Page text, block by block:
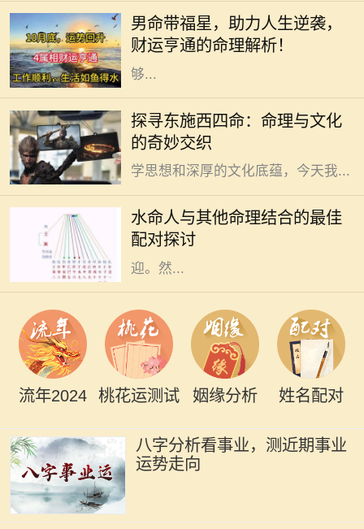
男命带福星，助力人生逆袭，
财运亨通的命理解析！
认为是一种吉祥的命格，这种命格的
人往往能够在生活中享受到许多意想
不到的好运和福气。福星是指那些能
够...
探寻东施西四命：命理与文化
的奇妙交织
在中国古老的命理文化中，“东施”和
“西四命”这两个概念常常引起人们的
好奇。这些术语背后蕴藏着丰富的哲
学思想和深厚的文化底蕴，今天我...
水命人与其他命理结合的最佳
配对探讨
水命的人在五行中象征着智慧与流
动，具有灵活应变的特性。他们通常
性情温和，富有同情心，善于倾听与
理解他人，因此在社交圈中颇受欢
迎。然...
流年2024 桃花运测试 姻缘分析 姓名配对
八字分析看事业，测近期事业
运势走向